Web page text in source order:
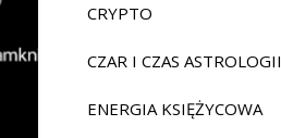
CRYPTO
CZAR I CZAS ASTROLOGII
ENERGIA KSIĘŻYCOWA